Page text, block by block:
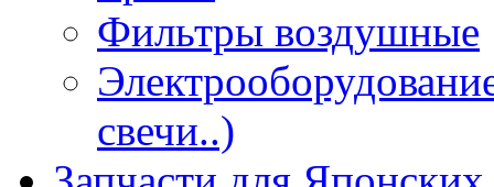
Фильтры воздушные
свечи..)